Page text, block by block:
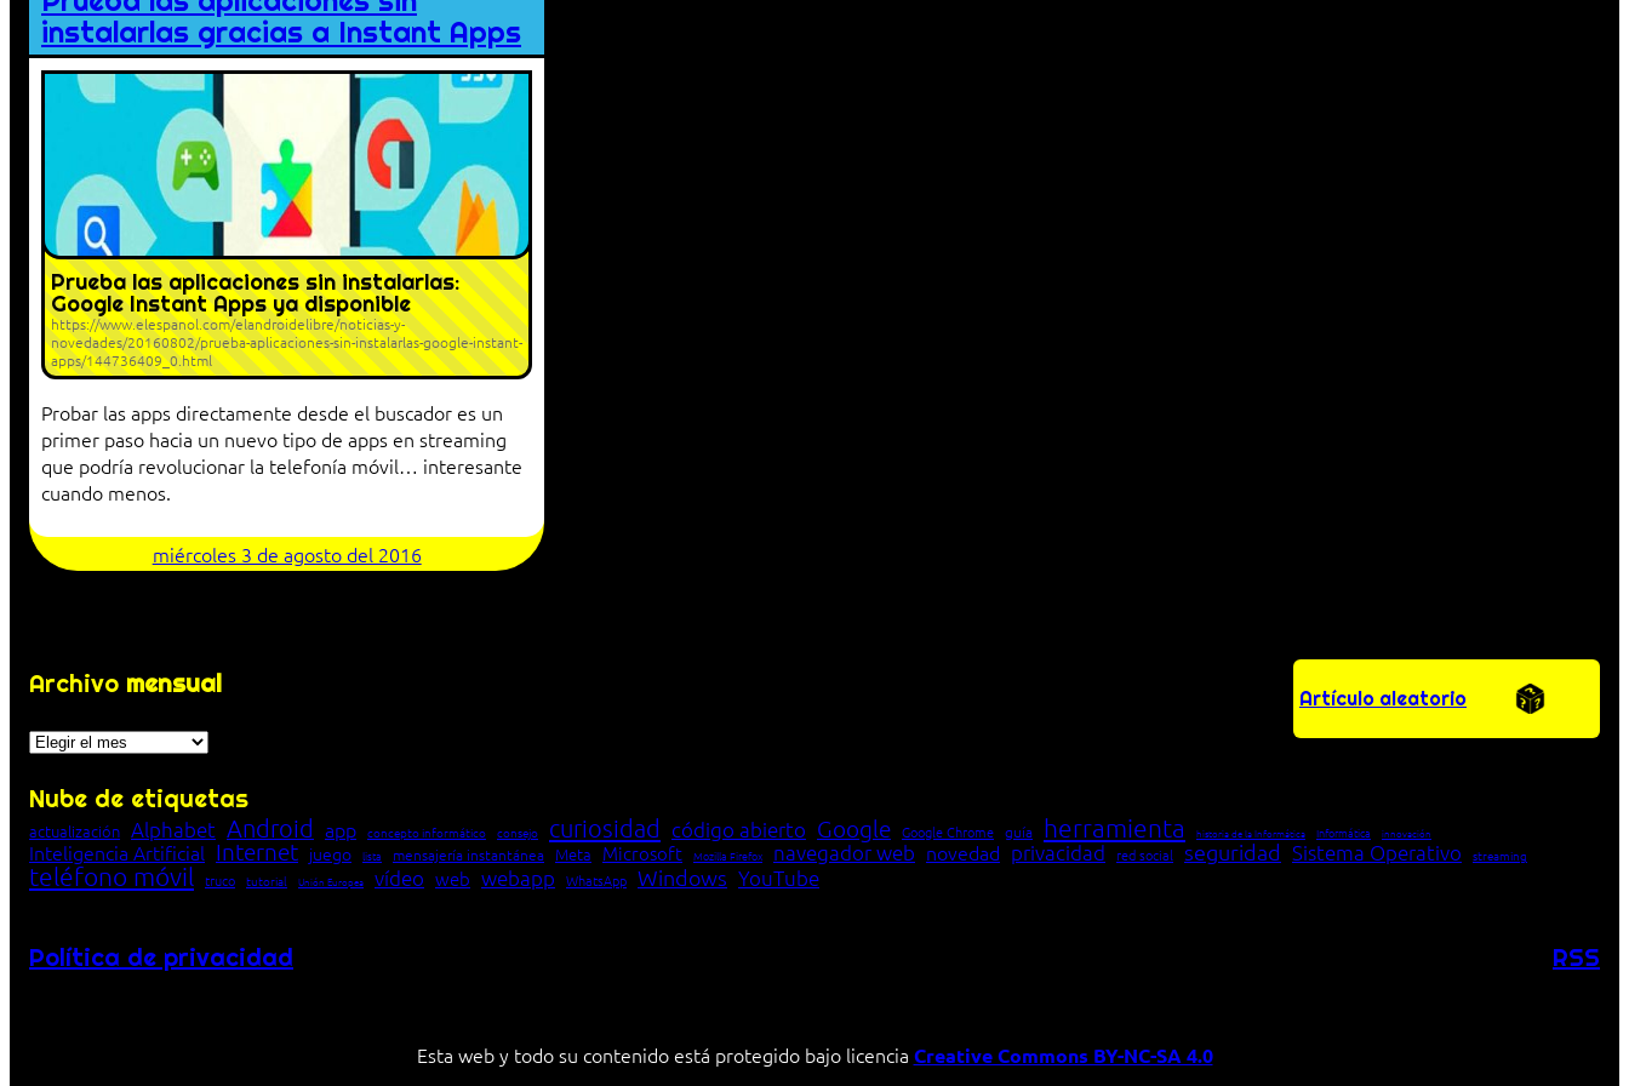
instalarlas gracias a Instant Apps
Prueba las aplicaciones sin instalarlas:
Google Instant Apps ya disponible
https://www.elespanol.com/elandroidelibre/noticias-y-
novedades/20160802/prueba-aplicaciones-sin-instalarlas-google-instant-
apps/144736409_0.html
Probar las apps directamente desde el buscador es un
primer paso hacia un nuevo tipo de apps en streaming
que podría revolucionar la telefonía móvil… interesante
cuando menos.
miércoles 3 de agosto del 2016
Archivo mensual
Archivos
Artículo aleatorio
Nube de etiquetas
actualización Alphabet Android app concepto informático consejo curiosidad código abierto Google Google Chrome guía herramienta historia de la Informática Informática innovación
Inteligencia Artificial Internet juego lista mensajería instantánea Meta Microsoft Mozilla Firefox navegador web novedad privacidad red social seguridad Sistema Operativo streaming
teléfono móvil truco tutorial Unión Europea vídeo web webapp WhatsApp Windows YouTube
Política de privacidad RSS
Esta web y todo su contenido está protegido bajo licencia Creative Commons BY-NC-SA 4.0